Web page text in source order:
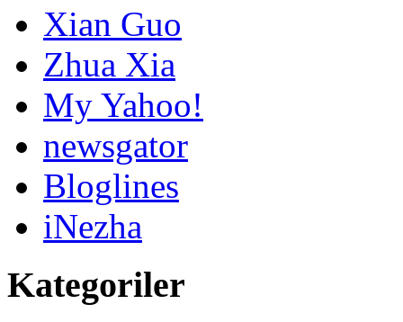
Xian Guo
Zhua Xia
My Yahoo!
newsgator
Bloglines
iNezha
Kategoriler